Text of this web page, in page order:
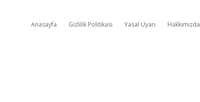
Anasayfa Gizlilik Politikası Yasal Uyarı Hakkımızda